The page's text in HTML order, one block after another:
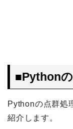
■Python
Pythonの点群処
紹介します。